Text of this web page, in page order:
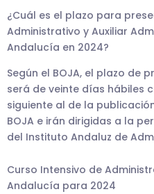
¿Cuál es el plazo para
Administrativo y Auxiliar
Andalucía en 2024?
Según el BOJA, el plazo de
será de veinte días hábiles
siguiente al de la
BOJA e irán dirigidas a la
del Instituto Andaluz de
Curso Intensivo de
Andalucía para 2024